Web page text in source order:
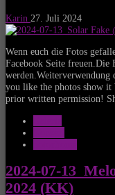
Karin 27. Juli 2024
Wenn euch die Fotos
Facebook Seite freuen.Die
you like the photos show
prior written permission!
2024-07-
2024 (KK)